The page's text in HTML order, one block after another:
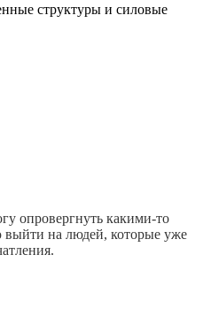
структуры и силовые
опровергнуть какими-то
на людей, которые уже